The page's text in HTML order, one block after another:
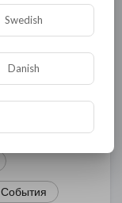
События
Swedish
Danish